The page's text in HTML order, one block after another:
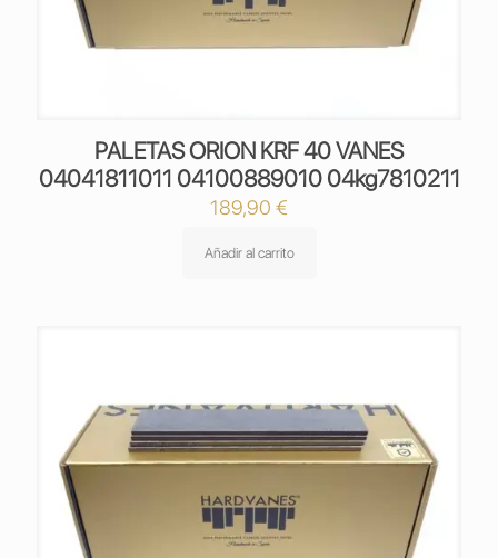
PALETAS ORION KRF 40 VANES
04041811011 04100889010 04kg7810211
189,90 €
Añadir al carrito